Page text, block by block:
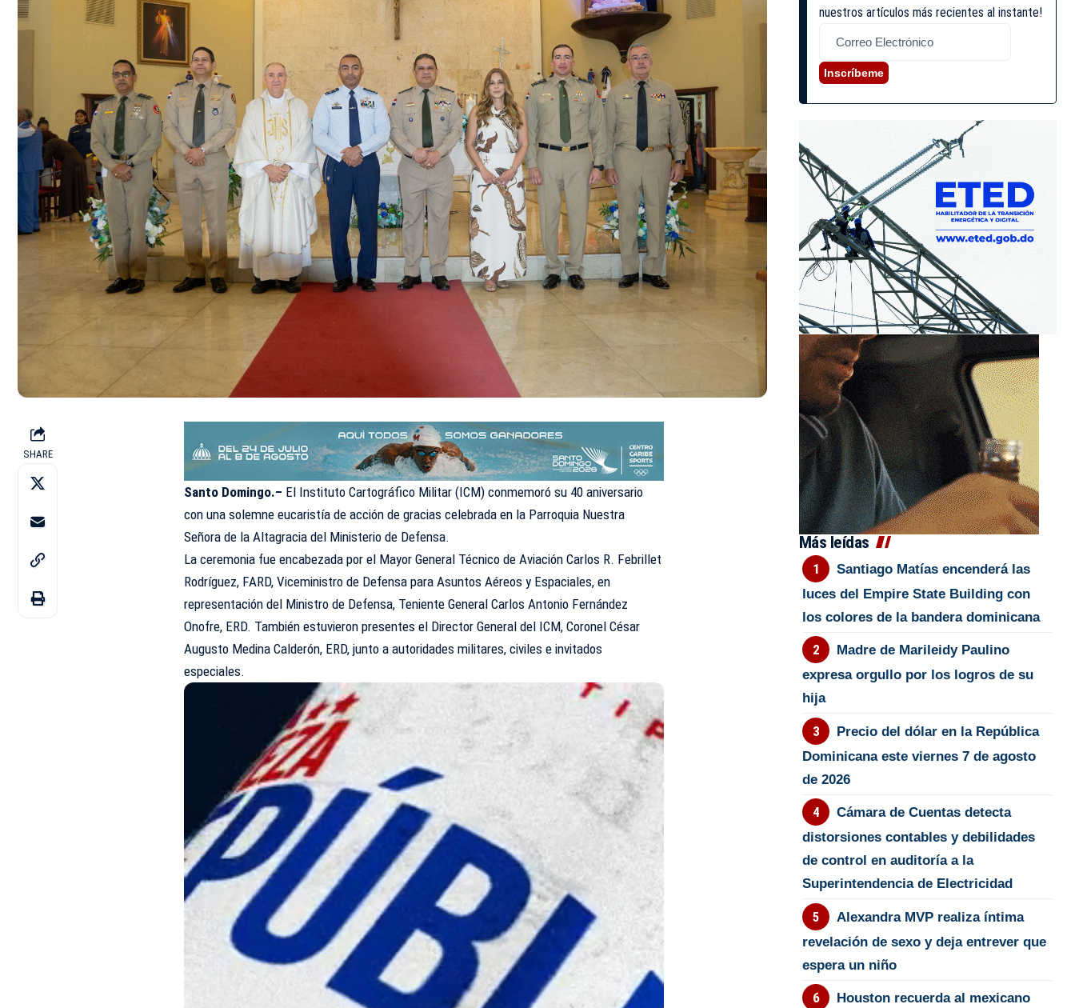
SHARE
Santo Domingo.– El Instituto Cartográfico Militar (ICM) conmemoró su 40 aniversario
con una solemne eucaristía de acción de gracias celebrada en la Parroquia Nuestra
Señora de la Altagracia del Ministerio de Defensa.
La ceremonia fue encabezada por el Mayor General Técnico de Aviación Carlos R. Febrillet
Rodríguez, FARD, Viceministro de Defensa para Asuntos Aéreos y Espaciales, en
representación del Ministro de Defensa, Teniente General Carlos Antonio Fernández
Onofre, ERD. También estuvieron presentes el Director General del ICM, Coronel César
Augusto Medina Calderón, ERD, junto a autoridades militares, civiles e invitados
especiales.
nuestros artículos más recientes al instante!
Inscríbeme
Más leídas
Santiago Matías encenderá las
luces del Empire State Building con
los colores de la bandera dominicana
Madre de Marileidy Paulino
expresa orgullo por los logros de su
hija
Precio del dólar en la República
Dominicana este viernes 7 de agosto
de 2026
Cámara de Cuentas detecta
distorsiones contables y debilidades
de control en auditoría a la
Superintendencia de Electricidad
Alexandra MVP realiza íntima
revelación de sexo y deja entrever que
espera un niño
Houston recuerda al mexicano